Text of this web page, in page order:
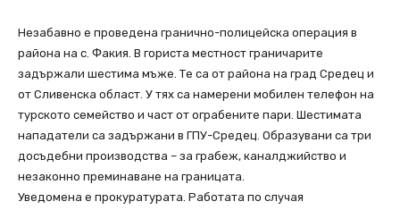
Незабавно е проведена гранично-полицейска операция в
района на с. Факия. В гориста местност граничарите
задържали шестима мъже. Те са от района на град Средец и
от Сливенска област. У тях са намерени мобилен телефон на
турското семейство и част от ограбените пари. Шестимата
нападатели са задържани в ГПУ-Средец. Образувани са три
досъдебни производства – за грабеж, каналджийство и
незаконно преминаване на границата.
Уведомена е прокуратурата. Работата по случая